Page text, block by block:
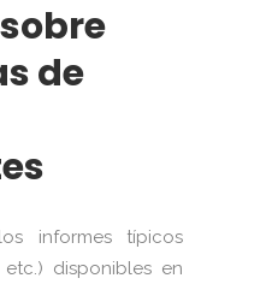
de
informes típicos
etc.) disponibles en